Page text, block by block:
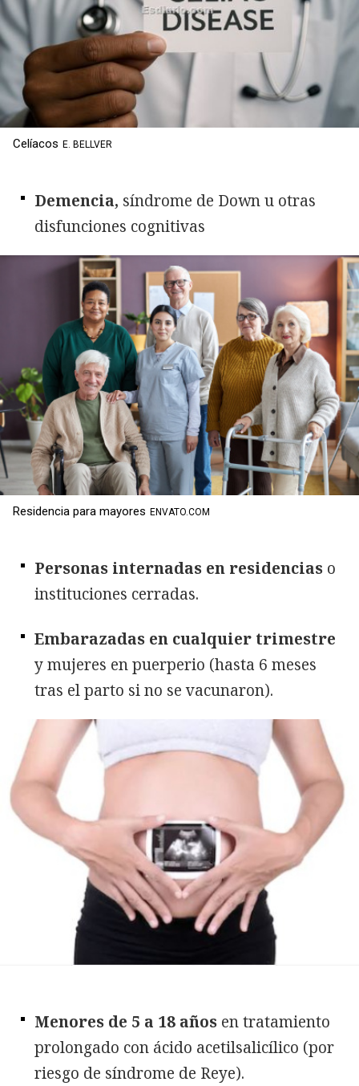
Celíacos E. BELLVER
Demencia, síndrome de Down u otras
disfunciones cognitivas
Residencia para mayores ENVATO.COM
Personas internadas en residencias o
instituciones cerradas.
Embarazadas en cualquier trimestre
y mujeres en puerperio (hasta 6 meses
tras el parto si no se vacunaron).
Menores de 5 a 18 años en tratamiento
prolongado con ácido acetilsalicílico (por
riesgo de síndrome de Reye).